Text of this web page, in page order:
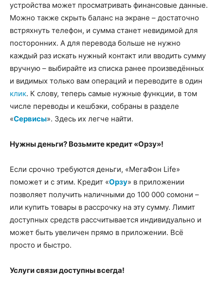
устройства может просматривать финансовые данные.
Можно также скрыть баланс на экране – достаточно
встряхнуть телефон, и сумма станет невидимой для
посторонних. А для перевода больше не нужно
каждый раз искать нужный контакт или вводить сумму
вручную – выбирайте из списка ранее произведённых
и видимых только вам операций и переводите в один
клик. К слову, теперь самые нужные функции, в том
числе переводы и кешбэки, собраны в разделе
«Сервисы». Здесь их легче найти.
Нужны деньги? Возьмите кредит «Орзу»!
Если срочно требуются деньги, «МегаФон Life»
поможет и с этим. Кредит «Орзу» в приложении
позволяет получить наличными до 100 000 сомони –
или купить товары в рассрочку на эту сумму. Лимит
доступных средств рассчитывается индивидуально и
может быть увеличен прямо в приложении. Всё
просто и быстро.
Услуги связи доступны всегда!